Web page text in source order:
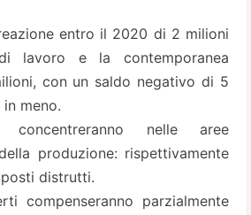
entro il 2020 di 2 milioni
lavoro e la contemporanea
con un saldo negativo di 5
meno.
nelle aree
produzione: rispettivamente
distrutti.
compenseranno parzialmente